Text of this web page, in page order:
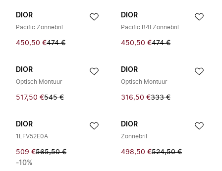
DIOR
Pacific Zonnebril
450,50 €474 €
DIOR
Pacific B4I Zonnebril
450,50 €474 €
DIOR
Optisch Montuur
517,50 €545 €
DIOR
Optisch Montuur
316,50 €333 €
DIOR
1LFV52E0A
509 €565,50 €
-10%
DIOR
Zonnebril
498,50 €524,50 €